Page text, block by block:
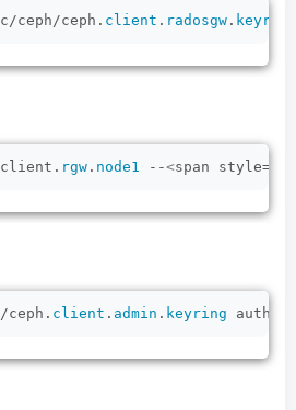
ceph/ceph. client . radosgw . keyring
client. rgw . node1 --<span style=
client . admin . keyring auth